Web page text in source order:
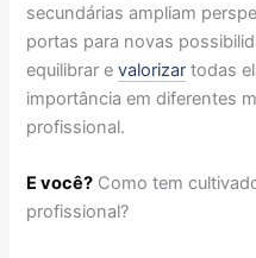
secundárias ampliam
portas para novas
equilibrar evalorizar todas
importância em diferentes
profissional.
E você? Como tem
profissional?